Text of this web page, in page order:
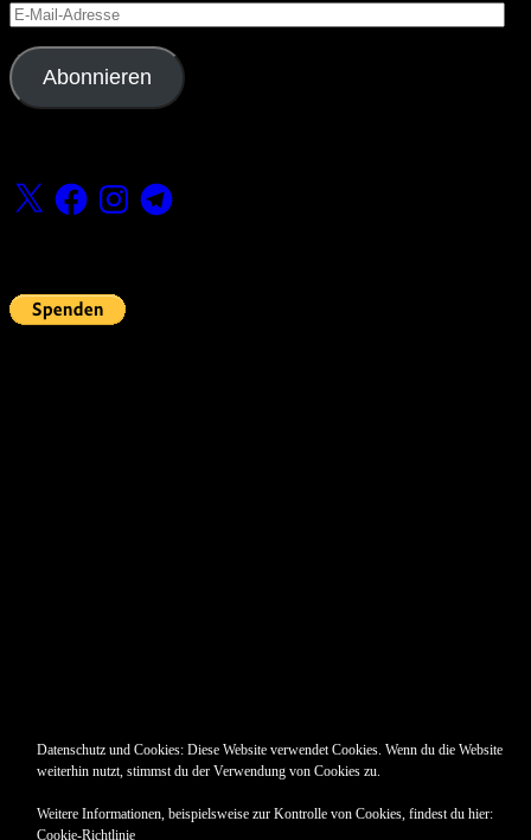
E-
Mail-
Adresse
Abonnieren
X FacebookInstagramTelegram
Datenschutz und Cookies: Diese Website verwendet Cookies. Wenn du die Website
weiterhin nutzt, stimmst du der Verwendung von Cookies zu.
Weitere Informationen, beispielsweise zur Kontrolle von Cookies, findest du hier:
Cookie-Richtlinie